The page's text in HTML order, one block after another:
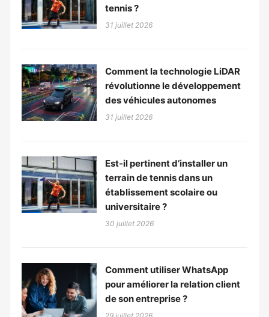
tennis ?
31 juillet 2026
Comment la technologie LiDAR
révolutionne le développement
des véhicules autonomes
31 juillet 2026
Est-il pertinent d’installer un
terrain de tennis dans un
établissement scolaire ou
universitaire ?
30 juillet 2026
Comment utiliser WhatsApp
pour améliorer la relation client
de son entreprise ?